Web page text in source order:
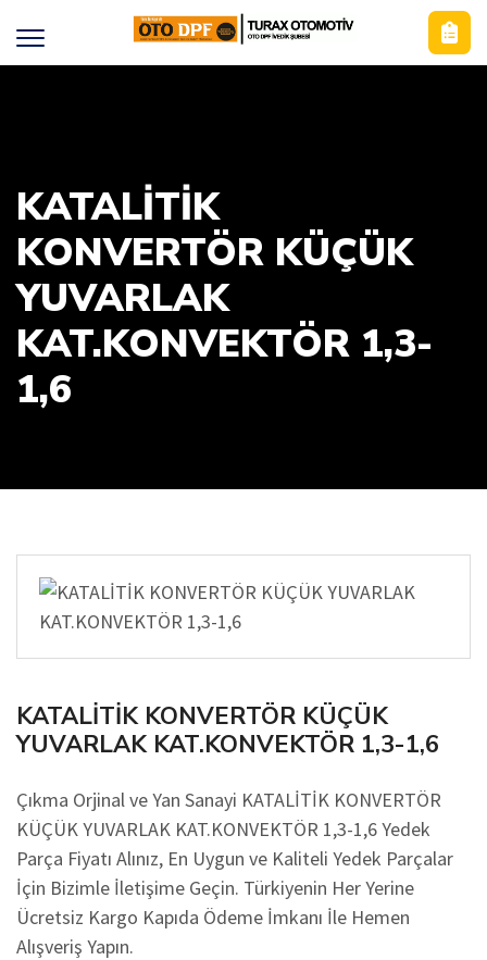
KATALİTİK
KONVERTÖR KÜÇÜK
YUVARLAK
KAT.KONVEKTÖR 1,3-
1,6
KATALİTİK KONVERTÖR KÜÇÜK
YUVARLAK KAT.KONVEKTÖR 1,3-1,6
Çıkma Orjinal ve Yan Sanayi KATALİTİK KONVERTÖR
KÜÇÜK YUVARLAK KAT.KONVEKTÖR 1,3-1,6 Yedek
Parça Fiyatı Alınız, En Uygun ve Kaliteli Yedek Parçalar
İçin Bizimle İletişime Geçin. Türkiyenin Her Yerine
Ücretsiz Kargo Kapıda Ödeme İmkanı İle Hemen
Alışveriş Yapın.